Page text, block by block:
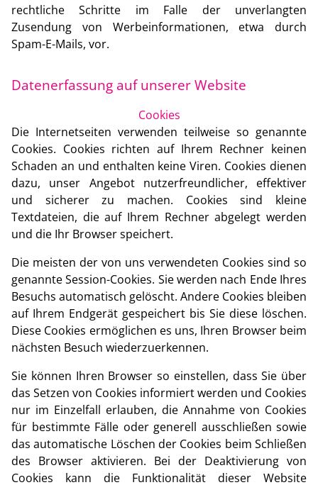
rechtliche Schritte im Falle der unverlangten
Zusendung von Werbeinformationen, etwa durch
Spam-E-Mails, vor.
Datenerfassung auf unserer Website
Cookies
Die Internetseiten verwenden teilweise so genannte
Cookies. Cookies richten auf Ihrem Rechner keinen
Schaden an und enthalten keine Viren. Cookies dienen
dazu, unser Angebot nutzerfreundlicher, effektiver
und sicherer zu machen. Cookies sind kleine
Textdateien, die auf Ihrem Rechner abgelegt werden
und die Ihr Browser speichert.
Die meisten der von uns verwendeten Cookies sind so
genannte Session-Cookies. Sie werden nach Ende Ihres
Besuchs automatisch gelöscht. Andere Cookies bleiben
auf Ihrem Endgerät gespeichert bis Sie diese löschen.
Diese Cookies ermöglichen es uns, Ihren Browser beim
nächsten Besuch wiederzuerkennen.
Sie können Ihren Browser so einstellen, dass Sie über
das Setzen von Cookies informiert werden und Cookies
nur im Einzelfall erlauben, die Annahme von Cookies
für bestimmte Fälle oder generell ausschließen sowie
das automatische Löschen der Cookies beim Schließen
des Browser aktivieren. Bei der Deaktivierung von
Cookies kann die Funktionalität dieser Website